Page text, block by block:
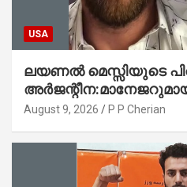
USA
ലയണൽ മെസ്സിയുടെ
അന്തരിച്ചു
August 9, 2026 P P Cherian